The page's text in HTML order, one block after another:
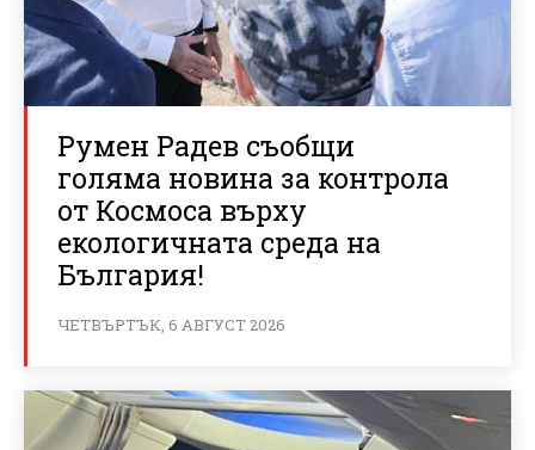
Румен Радев съобщи
голяма новина за контрола
от Космоса върху
екологичната среда на
България!
ЧЕТВЪРТЪК, 6 АВГУСТ 2026